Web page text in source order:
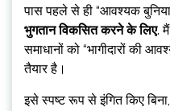
पास पहले से ही “आवश्यक
भुगतान विकसित करने के लिए.
समाधानों को “भागीदारों की
तैयार है।
इसे स्पष्ट रूप से इंगित किए